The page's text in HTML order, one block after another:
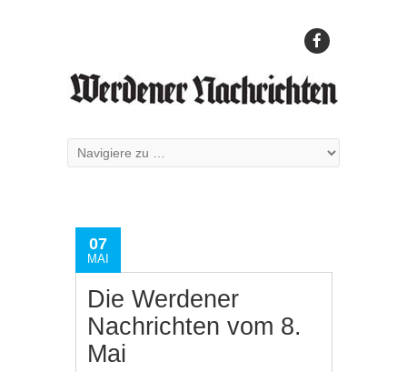
07
MAI
Die Werdener
Nachrichten vom 8.
Mai